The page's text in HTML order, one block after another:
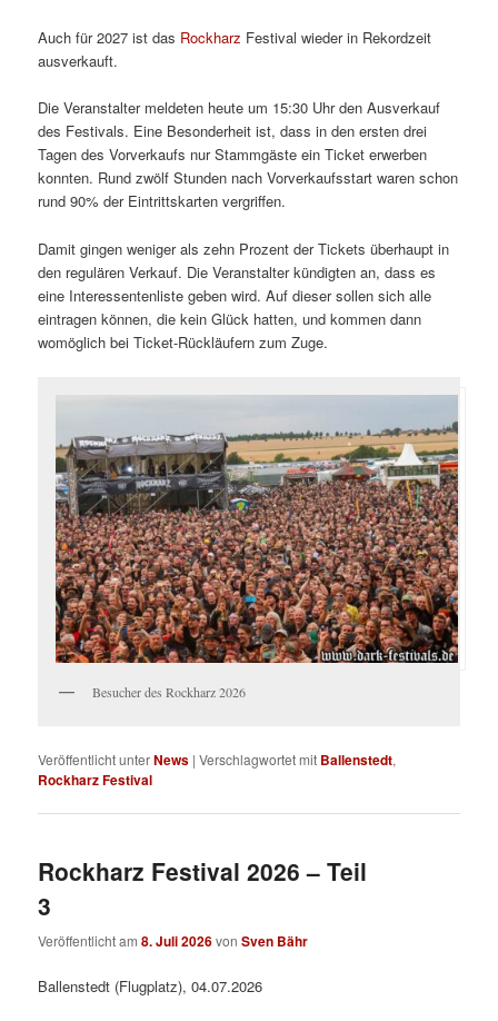
Auch für 2027 ist das Rockharz Festival wieder in Rekordzeit
ausverkauft.
Die Veranstalter meldeten heute um 15:30 Uhr den Ausverkauf
des Festivals. Eine Besonderheit ist, dass in den ersten drei
Tagen des Vorverkaufs nur Stammgäste ein Ticket erwerben
konnten. Rund zwölf Stunden nach Vorverkaufsstart waren schon
rund 90% der Eintrittskarten vergriffen.
Damit gingen weniger als zehn Prozent der Tickets überhaupt in
den regulären Verkauf. Die Veranstalter kündigten an, dass es
eine Interessentenliste geben wird. Auf dieser sollen sich alle
eintragen können, die kein Glück hatten, und kommen dann
womöglich bei Ticket-Rückläufern zum Zuge.
Besucher des Rockharz 2026
Veröffentlicht unterNews |Verschlagwortet mit Ballenstedt,
Rockharz Festival
Rockharz Festival 2026 – Teil
3
Veröffentlicht am8. Juli 2026vonSven Bähr
Ballenstedt (Flugplatz), 04.07.2026